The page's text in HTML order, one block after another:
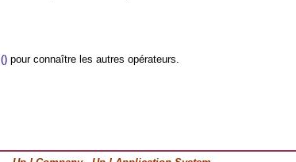
()pour connaître les autres opérateurs.